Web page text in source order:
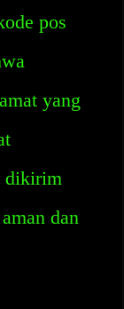
pos
yang
dikirim
dan